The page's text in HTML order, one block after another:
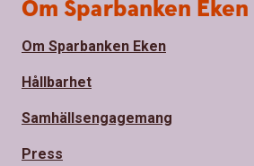
Om Sparbanken Eken
Om Sparbanken Eken
Hållbarhet
Samhällsengagemang
Press